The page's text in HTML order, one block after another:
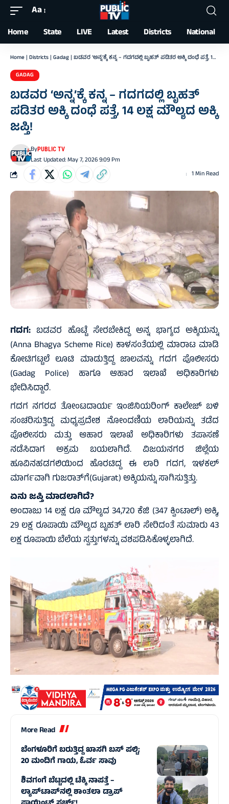
Font
Resizer
Aa
Home State LIVE Latest Districts National
Home | Districts | Gadag | ಬಡವರ ‘ಅನ್ನ’ಕ್ಕೆ ಕನ್ನ – ಗದಗದಲ್ಲಿ ಬೃಹತ್ ಪಡಿತರ ಅಕ್ಕಿ ದಂಧೆ ಪತ್ತೆ, 14 ಲಕ್ಷ ಮೌಲ್ಯದ ಅಕ್ಕಿ ಜಪ್ತಿ!
GADAG
ಬಡವರ ‘ಅನ್ನ’ಕ್ಕೆ ಕನ್ನ – ಗದಗದಲ್ಲಿ ಬೃಹತ್
ಪಡಿತರ ಅಕ್ಕಿ ದಂಧೆ ಪತ್ತೆ, 14 ಲಕ್ಷ ಮೌಲ್ಯದ ಅಕ್ಕಿ
ಜಪ್ತಿ!
Last Updated: May 7, 2026 9:09 Pm
ByPUBLIC TV
1 Min Read
ಗದಗ: ಬಡವರ ಹೊಟ್ಟೆ ಸೇರಬೇಕಿದ್ದ ಅನ್ನ ಭಾಗ್ಯದ ಅಕ್ಕಿಯನ್ನು
(Anna Bhagya Scheme Rice) ಕಾಳಸಂತೆಯಲ್ಲಿ ಮಾರಾಟ ಮಾಡಿ
ಕೋಟಿಗಟ್ಟಲೆ ಲೂಟಿ ಮಾಡುತ್ತಿದ್ದ ಜಾಲವನ್ನು ಗದಗ ಪೊಲೀಸರು
(Gadag Police) ಹಾಗೂ ಆಹಾರ ಇಲಾಖೆ ಅಧಿಕಾರಿಗಳು
ಭೇದಿಸಿದ್ದಾರೆ.
ಗದಗ ನಗರದ ತೋಂಟದಾರ್ಯ ಇಂಜಿನಿಯರಿಂಗ್ ಕಾಲೇಜ್ ಬಳಿ
ಸಂಚರಿಸುತ್ತಿದ್ದ ಮಧ್ಯಪ್ರದೇಶ ನೋಂದಣಿಯ ಲಾರಿಯನ್ನು ತಡೆದ
ಪೊಲೀಸರು ಮತ್ತು ಆಹಾರ ಇಲಾಖೆ ಅಧಿಕಾರಿಗಳು ತಪಾಸಣೆ
ನಡೆಸಿದಾಗ ಅಕ್ರಮ ಬಯಲಾಗಿದೆ. ವಿಜಯನಗರ ಜಿಲ್ಲೆಯ
ಹೂವಿನಹಡಗಲಿಯಿಂದ ಹೊರಟಿದ್ದ ಈ ಲಾರಿ ಗದಗ, ಇಳಕಲ್
ಮಾರ್ಗವಾಗಿ ಗುಜರಾತ್‌ಗೆ(Gujarat) ಅಕ್ಕಿಯನ್ನು ಸಾಗಿಸುತ್ತಿತ್ತು.
ಏನು ಜಪ್ತಿ ಮಾಡಲಾಗಿದೆ?
ಅಂದಾಜು 14 ಲಕ್ಷ ರೂ ಮೌಲ್ಯದ 34,720 ಕೆಜಿ (347 ಕ್ವಿಂಟಾಲ್) ಅಕ್ಕಿ,
29 ಲಕ್ಷ ರೂಪಾಯಿ ಮೌಲ್ಯದ ಬೃಹತ್ ಲಾರಿ ಸೇರಿದಂತೆ ಸುಮಾರು 43
ಲಕ್ಷ ರೂಪಾಯಿ ಬೆಲೆಯ ಸ್ವತ್ತುಗಳನ್ನು ವಶಪಡಿಸಿಕೊಳ್ಳಲಾಗಿದೆ.
More Read
ಬೆಂಗಳೂರಿಗೆ ಬರುತ್ತಿದ್ದ ಖಾಸಗಿ ಬಸ್ ಪಲ್ಟಿ;
20 ಮಂದಿಗೆ ಗಾಯ, ಓರ್ವ ಸಾವು
ಶಿವಗಂಗೆ ಬೆಟ್ಟದಲ್ಲಿ ಟೆಕ್ಕಿ ನಾಪತ್ತೆ –
ಲ್ಯಾಪ್‌ಟಾಪ್‌ನಲ್ಲಿ ಶಾಂತಲಾ ಡ್ರಾಪ್‌